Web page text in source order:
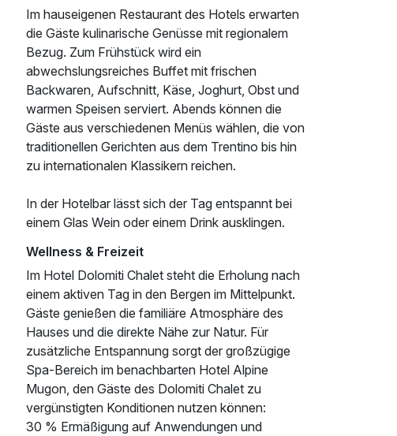
Im hauseigenen Restaurant des Hotels erwarten
die Gäste kulinarische Genüsse mit regionalem
Bezug. Zum Frühstück wird ein
abwechslungsreiches Buffet mit frischen
Backwaren, Aufschnitt, Käse, Joghurt, Obst und
warmen Speisen serviert. Abends können die
Gäste aus verschiedenen Menüs wählen, die von
traditionellen Gerichten aus dem Trentino bis hin
zu internationalen Klassikern reichen.
In der Hotelbar lässt sich der Tag entspannt bei
einem Glas Wein oder einem Drink ausklingen.
Wellness & Freizeit
Im Hotel Dolomiti Chalet steht die Erholung nach
einem aktiven Tag in den Bergen im Mittelpunkt.
Gäste genießen die familiäre Atmosphäre des
Hauses und die direkte Nähe zur Natur. Für
zusätzliche Entspannung sorgt der großzügige
Spa-Bereich im benachbarten Hotel Alpine
Mugon, den Gäste des Dolomiti Chalet zu
vergünstigten Konditionen nutzen können:
30 % Ermäßigung auf Anwendungen und